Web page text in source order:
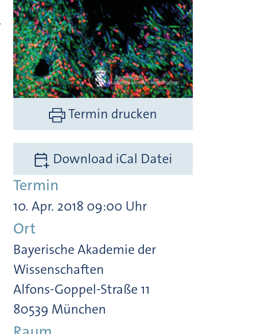
Termin drucken
Download iCal Datei
Termin
10. Apr. 2018 09:00 Uhr
Ort
Bayerische Akademie der
Wissenschaften
Alfons-Goppel-Straße 11
80539 München